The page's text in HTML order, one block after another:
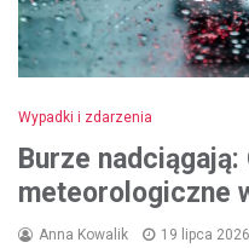
Wypadki i zdarzenia
Burze
meteorologiczne
Anna Kowalik 19 lipca 2026